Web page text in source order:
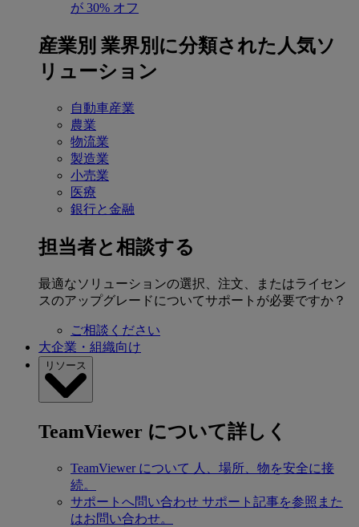
が 30% オフ
産業別 業界別に分類された人気ソ
リューション
自動車産業
農業
物流業
製造業
小売業
医療
銀行と金融
担当者と相談する
最適なソリューションの選択、注文、またはライセン
スのアップグレードについてサポートが必要ですか？
ご相談ください
大企業・組織向け
リソース
TeamViewer について詳しく
TeamViewer について 人、場所、物を安全に接
続。
サポートへ問い合わせ サポート記事を参照また
はお問い合わせ。